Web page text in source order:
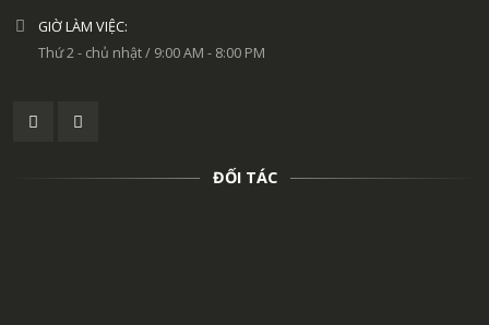
GIỜ LÀM VIỆC:
Thứ 2 - chủ nhật / 9:00 AM - 8:00 PM
ĐỐI TÁC